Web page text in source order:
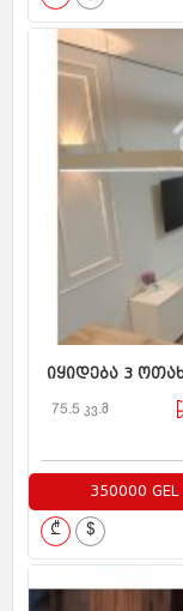
იყიდება 3
75.5 კვ.მ
350000 GEL
₾ $